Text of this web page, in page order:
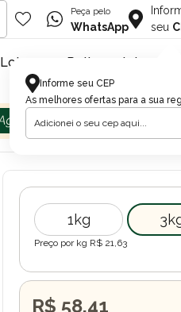
Peça pelo
WhatsApp
seu
Informe seu CEP
As melhores ofertas para a sua
Lojas Retire na loja
1kg
Preço por kg R$ 21,63
R$ 58,41